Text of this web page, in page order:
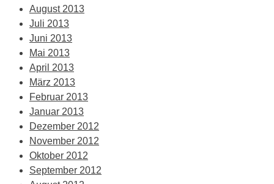
August 2013
Juli 2013
Juni 2013
Mai 2013
April 2013
März 2013
Februar 2013
Januar 2013
Dezember 2012
November 2012
Oktober 2012
September 2012